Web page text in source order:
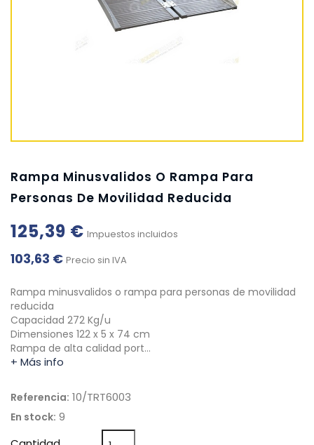
Rampa Minusvalidos O Rampa Para
Personas De Movilidad Reducida
125,39 € Impuestos incluidos
103,63 € Precio sin IVA
Rampa minusvalidos o rampa para personas de movilidad
reducida
Capacidad 272 Kg/u
Dimensiones 122 x 5 x 74 cm
Rampa de alta calidad port…
+ Más info
Referencia: 10/TRT6003
En stock: 9